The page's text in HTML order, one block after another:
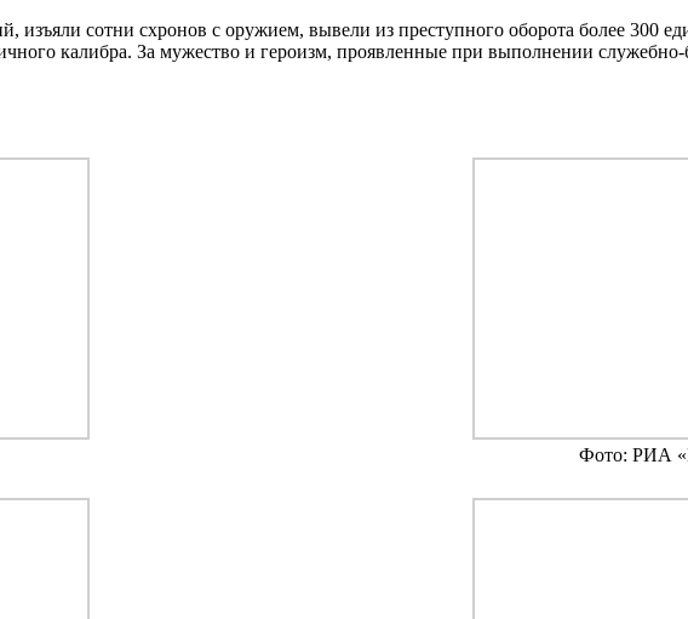
сотни схронов с оружием, вывели из преступного оборота более 300
калибра. За мужество и героизм, проявленные при выполнении
Фото: РИА